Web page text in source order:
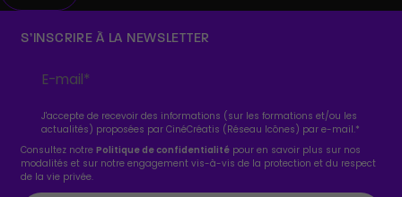
S’INSCRIRE À LA NEWSLETTER
J'accepte de recevoir des informations (sur les formations et/ou les
actualités) proposées par CinéCréatis (Réseau Icônes) par e-mail.*
Consultez notrePolitique de confidentialité pour en savoir plus sur nos
modalités et sur notre engagement vis-à-vis de la protection et du respect
de la vie privée.